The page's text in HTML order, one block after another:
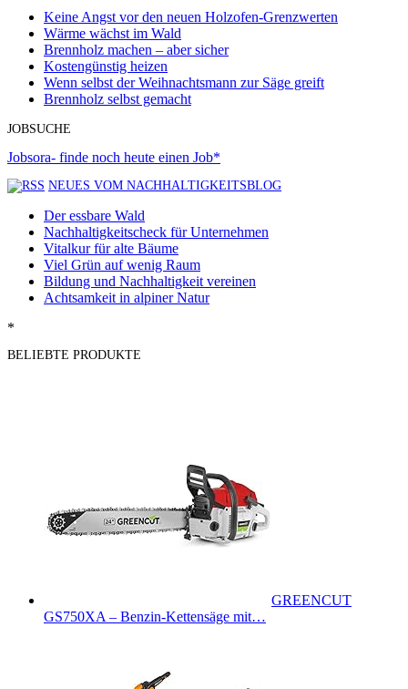
Keine Angst vor den neuen Holzofen-Grenzwerten
Wärme wächst im Wald
Brennholz machen – aber sicher
Kostengünstig heizen
Wenn selbst der Weihnachtsmann zur Säge greift
Brennholz selbst gemacht
JOBSUCHE
Jobsora- finde noch heute einen Job*
NEUES VOM NACHHALTIGKEITSBLOG
Der essbare Wald
Nachhaltigkeitscheck für Unternehmen
Vitalkur für alte Bäume
Viel Grün auf wenig Raum
Bildung und Nachhaltigkeit vereinen
Achtsamkeit in alpiner Natur
*
BELIEBTE PRODUKTE
GREENCUT
GS750XA – Benzin-Kettensäge mit…